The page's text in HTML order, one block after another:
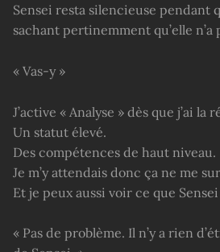
Sensei resta silencieuse pendant
sachant pertinemment qu’elle n’a
« Vas-y »
J’active « Analyse » dès que j’ai la
Un statut élevé.
Des compétences de haut niveau.
Je m’y attendais donc ça ne me
Et je peux aussi voir ce que
« Pas de problème. Il n’y a rien